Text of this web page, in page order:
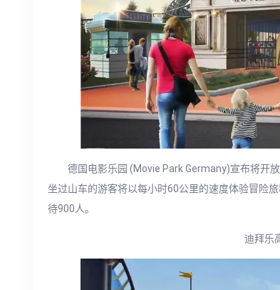
德国电影乐园 (Movie Park Germany)宣布将开
坐过山车的游客将以每小时60公里的速度体验冒险
待900人。
迪拜乐